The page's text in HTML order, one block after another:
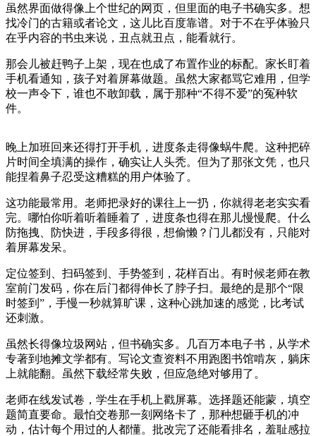
虽然界面做得像上个世纪的网页，但里面的电子书确实多。想
找冷门的古籍或者论文，这儿比百度靠谱。对于不在乎体验只
在乎内容的书虫来说，丑点就丑点，能看就行。
那会儿被赶鸭子上架，现在也成了布置作业的标配。家长盯着
手机看通知，孩子对着屏幕做题。虽然大家都骂它难用，但学
校一声令下，谁也不敢卸载，属于那种“不得不爱”的冤种软
件。
晚上加班回来还得打开手机，进度条走得像蜗牛爬。这种把碎
片时间全填满的操作，确实让人头秃。但为了那张文凭，也只
能捏着鼻子忍受这糟糕的用户体验了。
这功能最常用。老师把录好的课往上一扔，你就得老老实实看
完。哪怕你听着听着睡着了，进度条也得在那儿慢慢爬。什么
防拖拽、防快进，手段多得很，想偷懒？门儿都没有，只能对
着屏幕发呆。
定位签到、扫码签到、手势签到，花样百出。有时候老师在教
室前门发码，你在后门都得伸长了脖子扫。最绝的是那个“限
时签到”，手慢一秒就算旷课，这种心跳加速的感觉，比考试
还刺激。
虽然长得像垃圾网站，但书确实多。几百万本电子书，从学术
专著到地摊文学都有。写论文查资料不用跑图书馆啃灰，躺床
上就能翻。虽然下载经常失败，但应急绝对够用了。
老师在线发试卷，学生在手机上戳屏幕。选择题还能蒙，填空
题简直要命。最怕交卷那一刻网络卡了，那种想砸手机的冲
动，估计每个用过的人都懂。批改完了还能看排名，羞耻感拉